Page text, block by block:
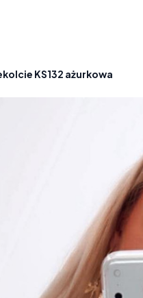
KS132 ażurkowa